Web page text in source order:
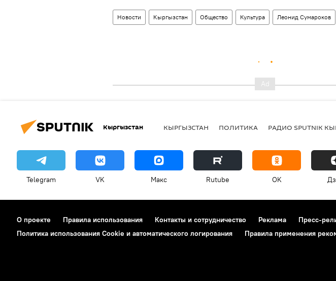
Новости Кыргызстан Общество Культура Леонид Сумароков
Кыргызстан КЫРГЫЗСТАН ПОЛИТИКА РАДИО SPUTNIK
Telegram VK Макс Rutube OK
О проекте Правила использования Контакты и сотрудничество Реклама Пресс-
Политика использования Cookie и автоматического логирования
Правила применения